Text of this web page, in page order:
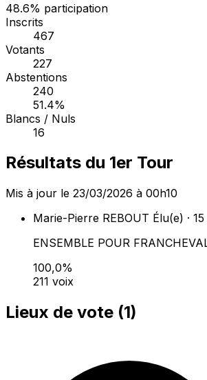
48.6% participation
Inscrits
467
Votants
227
Abstentions
240
51.4%
Blancs / Nuls
16
Résultats du 1er Tour
Mis à jour le 23/03/2026 à 00h10
Marie-Pierre REBOUT Élu(e) ·
ENSEMBLE POUR
100,0%
211 voix
Lieux de vote (1)